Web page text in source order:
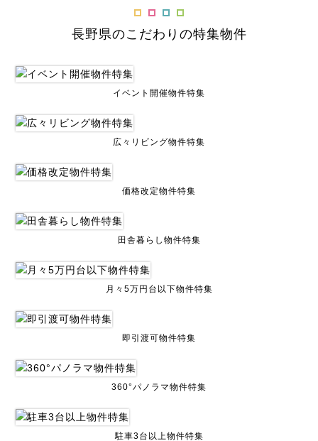
長野県のこだわりの特集物件
イベント開催物件特集
広々リビング物件特集
価格改定物件特集
田舎暮らし物件特集
月々5万円台以下物件特集
即引渡可物件特集
360°パノラマ物件特集
駐車3台以上物件特集